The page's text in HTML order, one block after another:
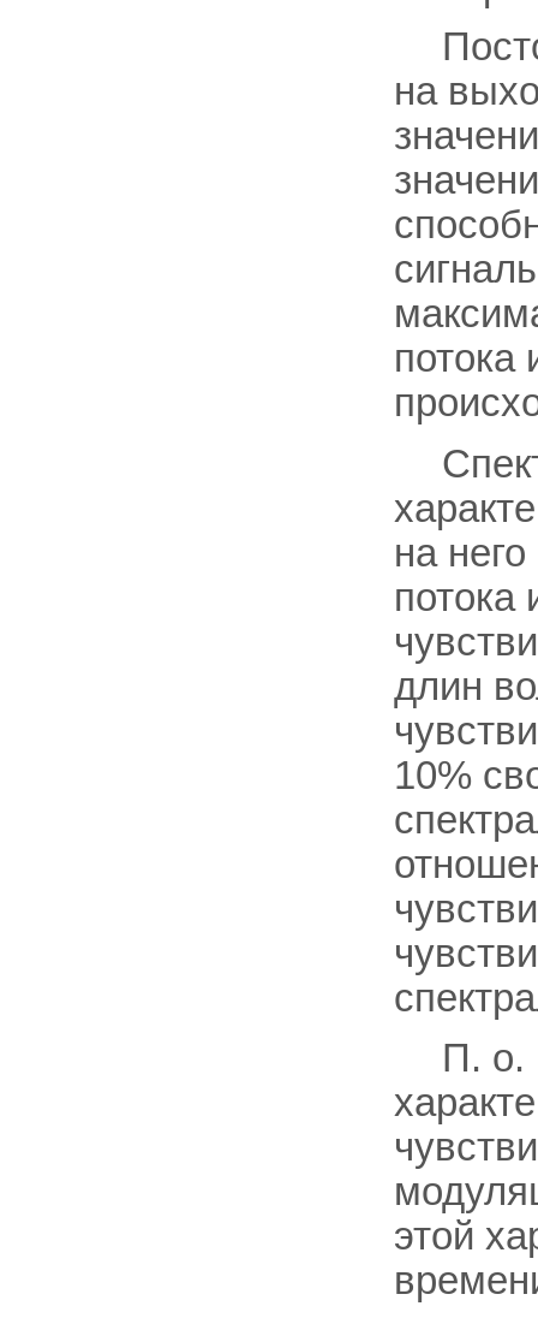
на
потока
на
потока
длин
10%
П. о.
этой